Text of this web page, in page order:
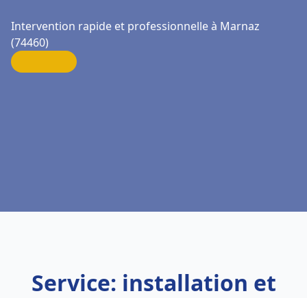
Intervention rapide et professionnelle à Marnaz
(74460)
Service: installation et